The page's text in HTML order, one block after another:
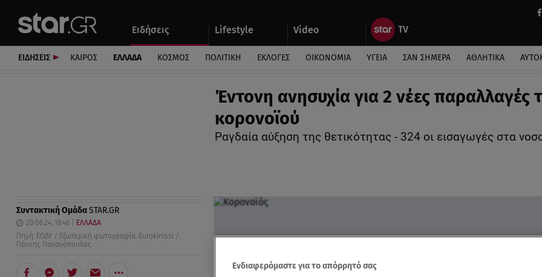
Ειδήσεις Lifestyle Video
Αυτοκίνητο
ΕΙΔΗΣΕΙΣ ΚΑΙΡΟΣ ΕΛΛΑΔΑ ΚΟΣΜΟΣ ΠΟΛΙΤΙΚΗ ΕΚΛΟΓΕΣ ΟΙΚΟΝΟΜΙΑ ΥΓΕΙΑ ΣΑΝ ΣΗΜΕΡΑ ΑΘΛΗΤΙΚΑ
Έντονη ανησυχία για 2 νέες παραλλαγές
κορονοϊού
Ραγδαία αύξηση της θετικότητας - 324 οι εισαγωγές στα
Συντακτική ΟμάδαSTAR.GR
20.06.24, 18:46
ΕΛΛΑΔΑ
Πηγή: ΕΟΔΥ / Εξωτερική φωτογραφία: Eurokinissi /
Γιάννης Παναγόπουλος
Ενδιαφερόμαστε για το απόρρητό σας